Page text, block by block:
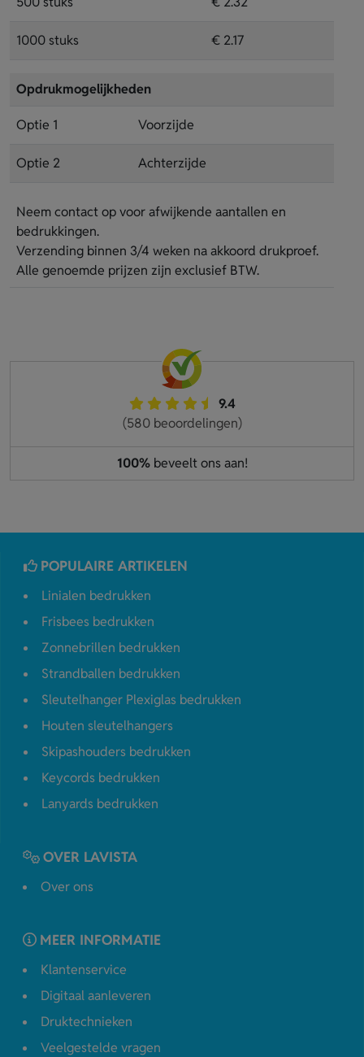
1000 stuks € 2.17
Opdrukmogelijkheden
Optie 1 Voorzijde
Optie 2 Achterzijde
Neem contact op voor afwijkende aantallen en
bedrukkingen.
Verzending binnen 3/4 weken na akkoord drukproef.
Alle genoemde prijzen zijn exclusief BTW.
9.4
(580 beoordelingen)
100%beveelt ons aan!
POPULAIRE ARTIKELEN
Linialen bedrukken
Frisbees bedrukken
Zonnebrillen bedrukken
Strandballen bedrukken
Sleutelhanger Plexiglas bedrukken
Houten sleutelhangers
Skipashouders bedrukken
Keycords bedrukken
Lanyards bedrukken
OVER LAVISTA
Over ons
MEER INFORMATIE
Klantenservice
Digitaal aanleveren
Druktechnieken
Veelgestelde vragen